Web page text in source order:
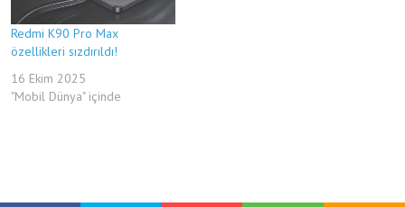
Redmi K90 Pro Max
özellikleri sızdırıldı!
16 Ekim 2025
"Mobil Dünya" içinde